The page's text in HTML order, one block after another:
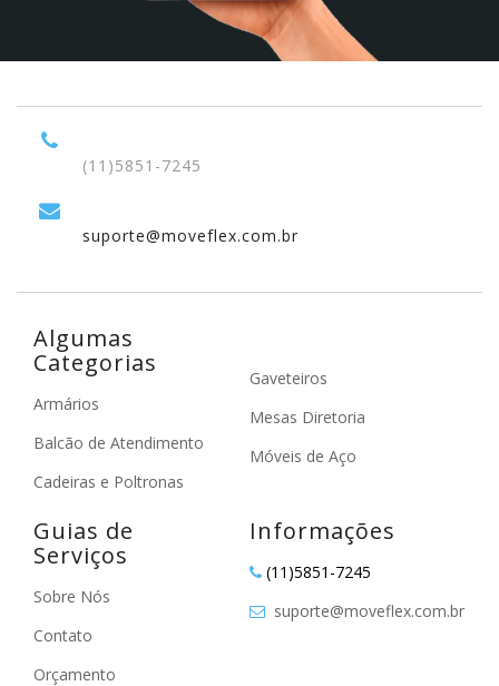
(11)5851-7245
suporte@moveflex.com.br
Algumas
Categorias
Armários
Balcão de Atendimento
Cadeiras e Poltronas
Gaveteiros
Mesas Diretoria
Móveis de Aço
Guias de
Serviços
Sobre Nós
Contato
Orçamento
Informações
(11)5851-7245
suporte@moveflex.com.br